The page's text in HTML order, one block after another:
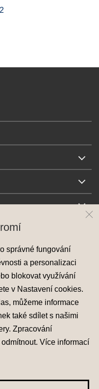
2
Czech s.r.o.
údajů
správné fungování
a personalizaci
blokovat využívání
v Nastavení cookies.
můžeme informace
také sdílet s našimi
Zpracování
odmítnout. Více informací